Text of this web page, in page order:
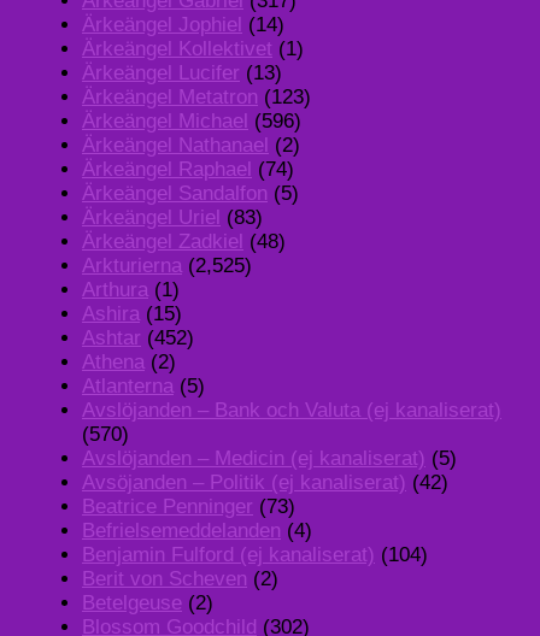
Ärkeängel Jophiel (14)
Ärkeängel Kollektivet (1)
Ärkeängel Lucifer (13)
Ärkeängel Metatron (123)
Ärkeängel Michael (596)
Ärkeängel Nathanael (2)
Ärkeängel Raphael (74)
Ärkeängel Sandalfon (5)
Ärkeängel Uriel (83)
Ärkeängel Zadkiel (48)
Arkturierna (2,525)
Arthura (1)
Ashira (15)
Ashtar (452)
Athena (2)
Atlanterna (5)
Avslöjanden – Bank och Valuta (ej kanaliserat)
(570)
Avslöjanden – Medicin (ej kanaliserat) (5)
Avsöjanden – Politik (ej kanaliserat) (42)
Beatrice Penninger (73)
Befrielsemeddelanden (4)
Benjamin Fulford (ej kanaliserat) (104)
Berit von Scheven (2)
Betelgeuse (2)
Blossom Goodchild (302)